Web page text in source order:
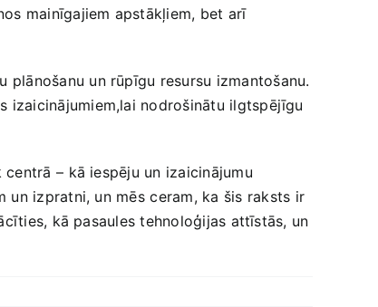
mainīgajiem ‍apstākļiem, bet⁣ arī
un rūpīgu resursu izmantošanu.
izaicinājumiem,lai nodrošinātu ilgtspējīgu
– kā​ iespēju un izaicinājumu
​izpratni, un mēs ⁤ceram, ka šis ⁣raksts ir
kā pasaules tehnoloģijas attīstās, un